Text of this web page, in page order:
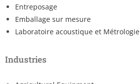
Entreposage
Emballage sur mesure
Laboratoire acoustique et Métrologie
Industries